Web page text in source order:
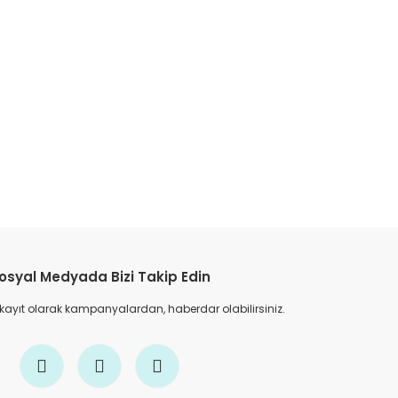
Medyada Bizi Takip Edin
olarak kampanyalardan, haberdar olabilirsiniz.